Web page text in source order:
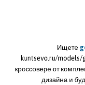
Ищете
kuntsevo.ru/models/
кроссовере от
дизайна и